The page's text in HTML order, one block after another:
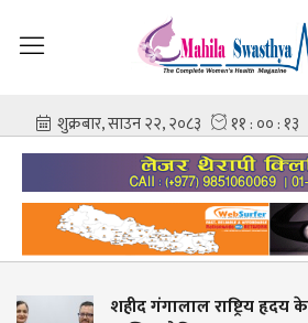
हृदय केन्द्रको निर्देशकमा प्रा. डा.